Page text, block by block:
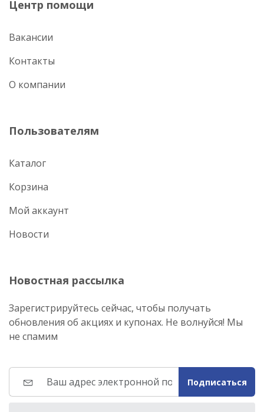
Центр помощи
Вакансии
Контакты
О компании
Пользователям
Каталог
Корзина
Мой аккаунт
Новости
Новостная рассылка
Зарегистрируйтесь сейчас, чтобы получать
обновления об акциях и купонах. Не волнуйся! Мы
не спамим
Подписаться